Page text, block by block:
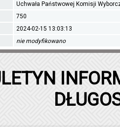
Uchwała Państwowej Komisji
750
2024-02-15 13:03:13
nie modyfikowano